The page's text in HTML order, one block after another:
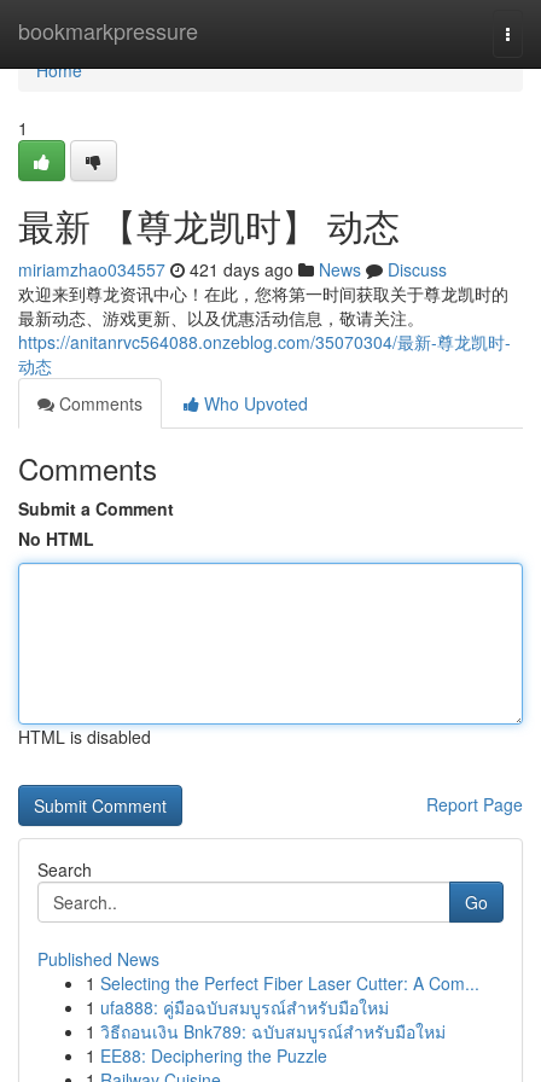
bookmarkpressure
Home
Home
1
最新 【尊龙凯时】 动态
miriamzhao034557 421 days ago News
Discuss
欢迎来到尊龙资讯中心！在此，您将第一时间获取关于尊龙凯时的
最新动态、游戏更新、以及优惠活动信息，敬请关注。
https://anitanrvc564088.onzeblog.com/35070304/最新-尊龙凯时-
动态
Comments
Who Upvoted
Comments
Submit a Comment
No HTML
HTML is disabled
Report Page
Search
Go
Published News
1 Selecting the Perfect Fiber Laser Cutter: A Com...
1 ufa888: คู่มือฉบับสมบูรณ์สำหรับมือใหม่
1 วิธีถอนเงิน Bnk789: ฉบับสมบูรณ์สำหรับมือใหม่
1 EE88: Deciphering the Puzzle